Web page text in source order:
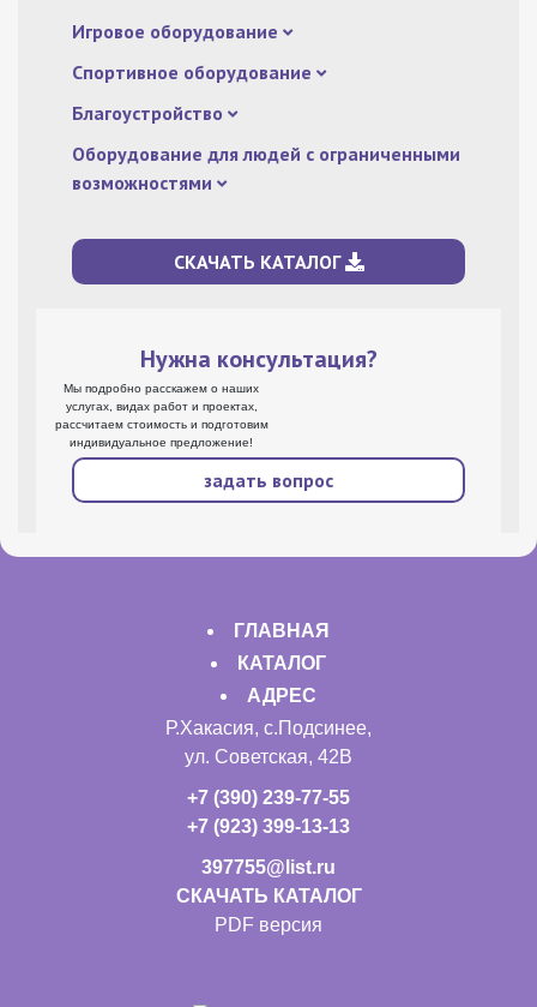
Игровое оборудование
Спортивное оборудование
Благоустройство
Оборудование для людей с ограниченными
возможностями
СКАЧАТЬ КАТАЛОГ
Нужна консультация?
Мы подробно расскажем о наших
услугах, видах работ и проектах,
рассчитаем стоимость и подготовим
индивидуальное предложение!
задать вопрос
ГЛАВНАЯ
КАТАЛОГ
АДРЕС
Р.Хакасия, с.Подсинее,
ул. Советская, 42В
+7 (390) 239-77-55
+7 (923) 399-13-13
397755@list.ru
СКАЧАТЬ КАТАЛОГ
PDF версия